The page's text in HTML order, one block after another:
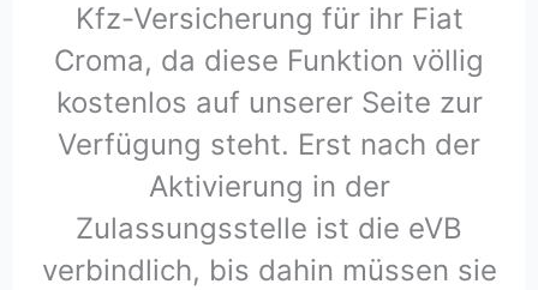
Kfz-Versicherung für ihr Fiat
Croma, da diese Funktion völlig
kostenlos auf unserer Seite zur
Verfügung steht. Erst nach der
Aktivierung in der
Zulassungsstelle ist die eVB
verbindlich, bis dahin müssen sie